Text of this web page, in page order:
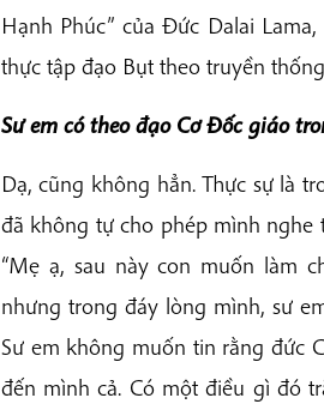
Hạnh Phúc” của Đức Dalai
thực tập đạo Bụt theo truyền
Sư em có theo đạo Cơ Đốc giáo
Dạ, cũng không hẳn. Thực sự là
đã không tự cho phép mình nghe
“Mẹ ạ, sau này con muốn làm
nhưng trong đáy lòng mình, sư
Sư em không muốn tin rằng đức
đến mình cả. Có một điều gì đó